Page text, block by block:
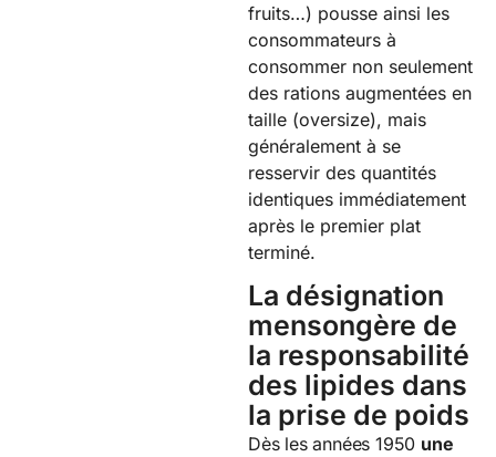
fruits…) pousse ainsi les
consommateurs à
consommer non seulement
des rations augmentées en
taille (oversize), mais
généralement à se
resservir des quantités
identiques immédiatement
après le premier plat
terminé.
La désignation
mensongère de
la responsabilité
des lipides dans
la prise de poids
Dès les années 1950 une